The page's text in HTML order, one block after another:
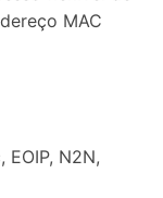
MAC
EOIP, N2N,